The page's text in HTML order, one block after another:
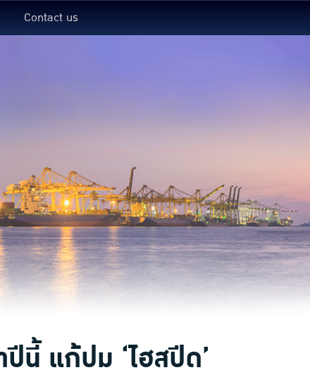
Contact us
นี้ แก้ปม ‘ไฮสปีด’